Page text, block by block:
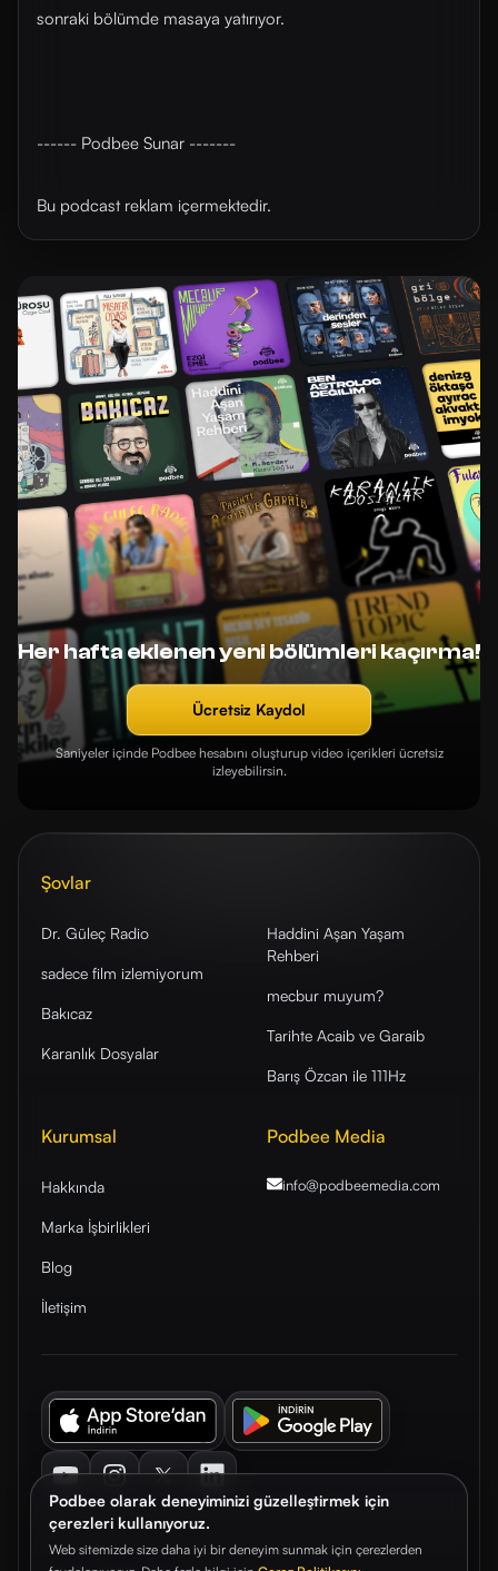
Podbee olarak deneyiminizi güzelleştirmek için
çerezleri kullanıyoruz.
Web sitemizde size daha iyi bir deneyim sunmak için çerezlerden
sonraki bölümde masaya yatırıyor.
------ Podbee Sunar -------
Bu podcast reklam içermektedir.
Her hafta eklenen yeni bölümleri kaçırma!
Ücretsiz Kaydol
Saniyeler içinde Podbee hesabını oluşturup video içerikleri ücretsiz
izleyebilirsin.
Şovlar
Dr. Güleç Radio
sadece film izlemiyorum
Bakıcaz
Karanlık Dosyalar
Haddini Aşan Yaşam
Rehberi
mecbur muyum?
Tarihte Acaib ve Garaib
Barış Özcan ile 111Hz
Kurumsal
Hakkında
Marka İşbirlikleri
Blog
İletişim
Podbee Media
info@podbeemedia.com